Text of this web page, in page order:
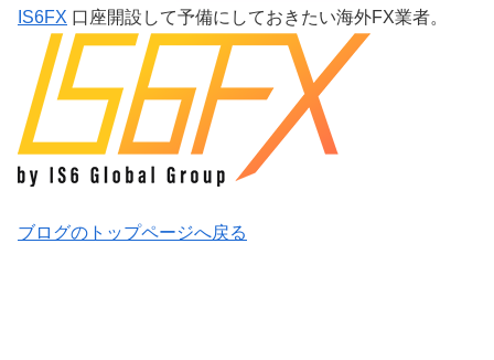
IS6FX 口座開設して予備にしておきたい海外FX業者。
ブログのトップページへ戻る